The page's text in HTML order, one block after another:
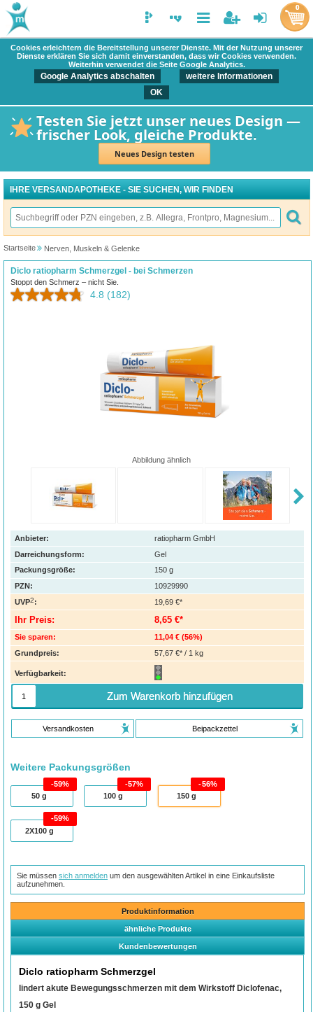
Cookies erleichtern die Bereitstellung unserer Dienste. Mit der Nutzung unserer
Dienste erklären Sie sich damit einverstanden, dass wir Cookies verwenden.
Weiterhin verwendet die Seite Google Analytics.
Google Analytics abschalten
weitere Informationen
OK
Testen Sie jetzt unser neues Design —
frischer Look, gleiche Produkte.
Neues Design testen
0
IHRE VERSANDAPOTHEKE - SIE SUCHEN, WIR FINDEN
Startseite Nerven, Muskeln & Gelenke
Diclo ratiopharm Schmerzgel - bei Schmerzen
Stoppt den Schmerz – nicht Sie.
4.8 (182)
Abbildung ähnlich
Anbieter:
ratiopharm GmbH
Darreichungsform:
Gel
Packungsgröße:
150 g
PZN:
10929990
UVP2: 19,69 €*
Ihr Preis: 8,65 €*
Sie sparen: 11,04 € (56%)
Grundpreis:
57,67 €* / 1 kg
Verfügbarkeit:
Zum Warenkorb hinzufügen
Versandkosten Beipackzettel
Weitere Packungsgrößen
50 g
59%
100g
57%
150 g
56%
2X100g
59%
Sie müssensich anmelden um den ausgewählten Artikel in eine Einkaufsliste
aufzunehmen.
Produktinformation
ähnliche Produkte
Kundenbewertungen
Diclo ratiopharm Schmerzgel
lindert akute Bewegungsschmerzen mit dem Wirkstoff Diclofenac,
150 g Gel